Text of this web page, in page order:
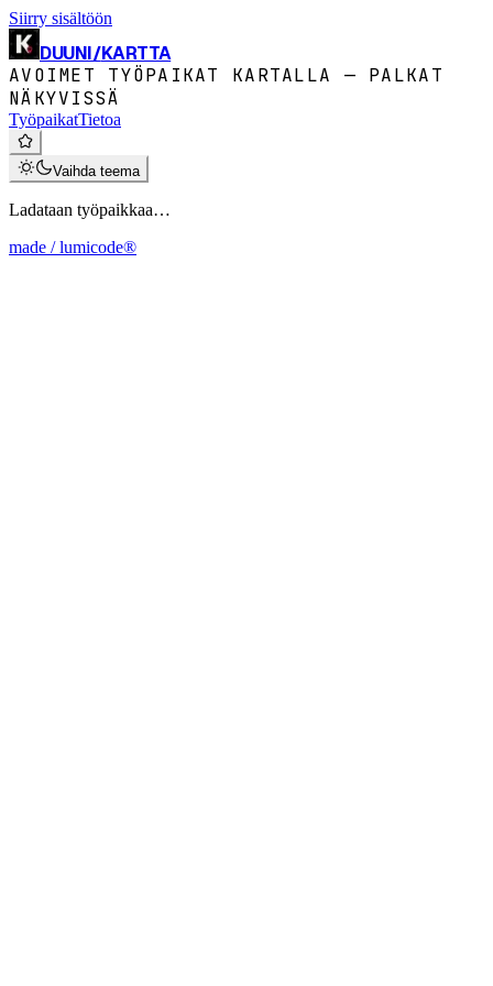
Siirry sisältöön
DUUNI/KARTTA
AVOIMET TYÖPAIKAT KARTALLA — PALKAT
NÄKYVISSÄ
TyöpaikatTietoa
Vaihda teema
Ladataan työpaikkaa…
made / lumicode®